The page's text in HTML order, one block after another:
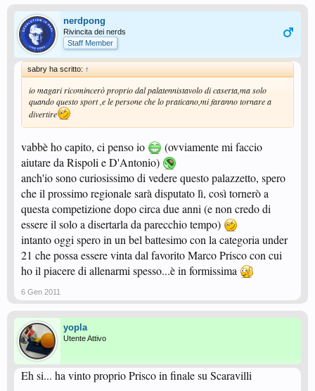
nerdpong
Rivincita dei nerds
Staff Member
sabry ha scritto: ↑
io magari ricomincerò proprio dal palatennistavolo di caserta,ma solo
quando questo sport ,e le persone che lo praticano,mi faranno tornare a
divertire
vabbè ho capito, ci penso io
(ovviamente mi faccio
aiutare da Rispoli e D'Antonio)
anch'io sono curiosissimo di vedere questo palazzetto, spero
che il prossimo regionale sarà disputato lì, così tornerò a
questa competizione dopo circa due anni (e non credo di
essere il solo a disertarla da parecchio tempo)
intanto oggi spero in un bel battesimo con la categoria under
21 che possa essere vinta dal favorito Marco Prisco con cui
ho il piacere di allenarmi spesso...è in formissima
6 Gen 2011
yopla
Utente Attivo
Eh si... ha vinto proprio Prisco in finale su Scaravilli